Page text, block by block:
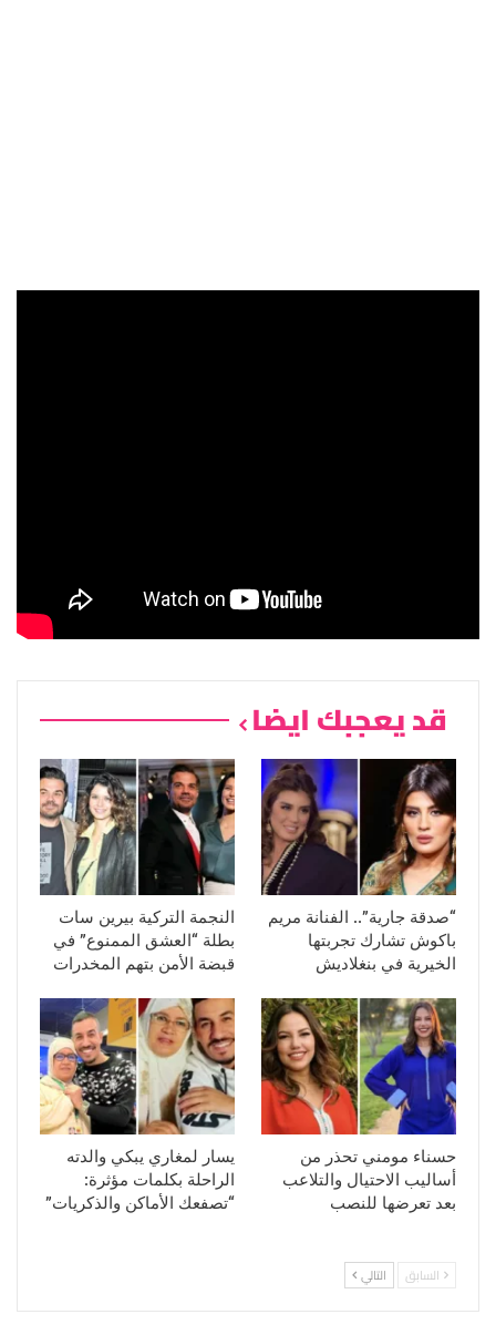
قد يعجبك ايضا
“صدقة جارية”.. الفنانة مريم
باكوش تشارك تجربتها
الخيرية في بنغلاديش
النجمة التركية بيرين سات
بطلة “العشق الممنوع” في
قبضة الأمن بتهم المخدرات
حسناء مومني تحذر من
أساليب الاحتيال والتلاعب
بعد تعرضها للنصب
يسار لمغاري يبكي والدته
الراحلة بكلمات مؤثرة:
“تصفعك الأماكن والذكريات”
السابق التالي